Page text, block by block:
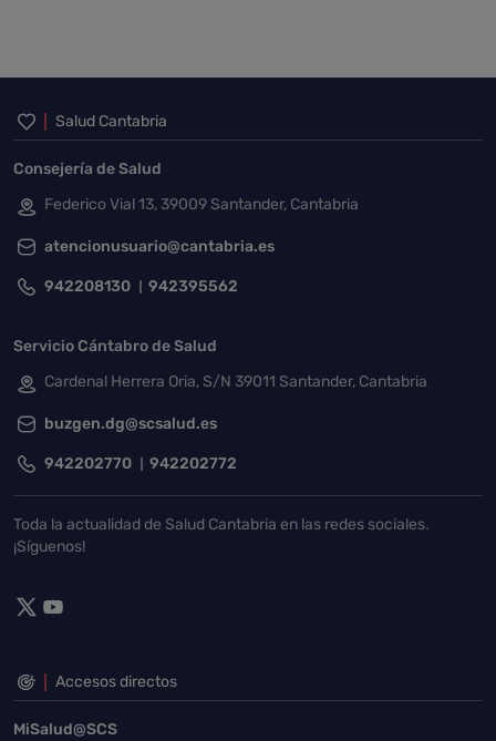
Inicio del pie de página
Salud Cantabria
Consejería de Salud
Federico Vial 13, 39009 Santander, Cantabria
atencionusuario@cantabria.es
942208130 942395562
Servicio Cántabro de Salud
Cardenal Herrera Oria, S/N 39011 Santander, Cantabria
buzgen.dg@scsalud.es
942202770 942202772
Toda la actualidad de Salud Cantabria en las redes sociales.
¡Síguenos!
Accesos directos
MiSalud@SCS